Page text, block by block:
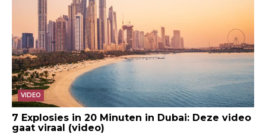
VIDEO
7 Explosies in 20 Minuten in Dubai: Deze video
gaat viraal (video)